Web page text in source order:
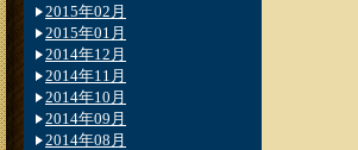
2015年02月
2015年01月
2014年12月
2014年11月
2014年10月
2014年09月
2014年08月